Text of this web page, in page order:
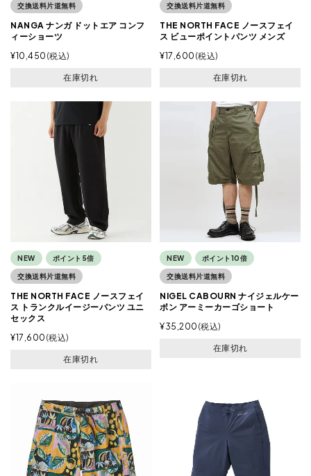
交換送料片道無料
NANGA ナンガ ドットエア コンフ
ィーショーツ
¥10,450 税込
在庫切れ
交換送料片道無料
THE NORTH FACE ノースフェイ
ス ビューポイントパンツ メンズ
¥17,600 税込
在庫切れ
NEW ポイント5倍
交換送料片道無料
THE NORTH FACE ノースフェイ
ス トランクルイージーパンツ ユニ
セックス
¥17,600 税込
在庫切れ
NEW ポイント10倍
交換送料片道無料
NIGEL CABOURN ナイジェルケー
ボン アーミーカーゴショート
¥35,200 税込
在庫切れ